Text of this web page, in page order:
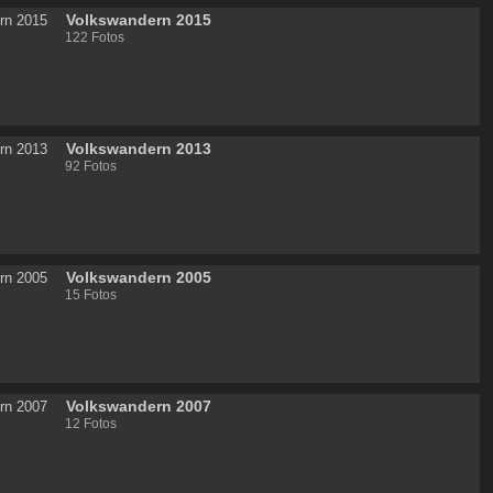
Volkswandern 2015
122 Fotos
Volkswandern 2013
92 Fotos
Volkswandern 2005
15 Fotos
Volkswandern 2007
12 Fotos